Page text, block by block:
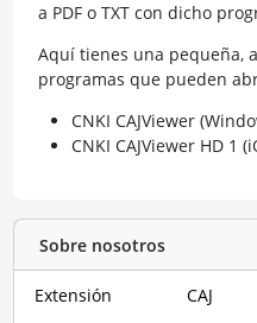
a PDF o TXT con dicho
Aquí tienes una pequeña,
programas que pueden
CNKI CAJViewer
CNKI CAJViewer HD 1
Sobre nosotros
Extensión CAJ